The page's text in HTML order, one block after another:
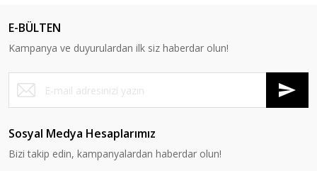
E-BÜLTEN
Kampanya ve duyurulardan ilk siz haberdar olun!
Sosyal Medya Hesaplarımız
Bizi takip edin, kampanyalardan haberdar olun!